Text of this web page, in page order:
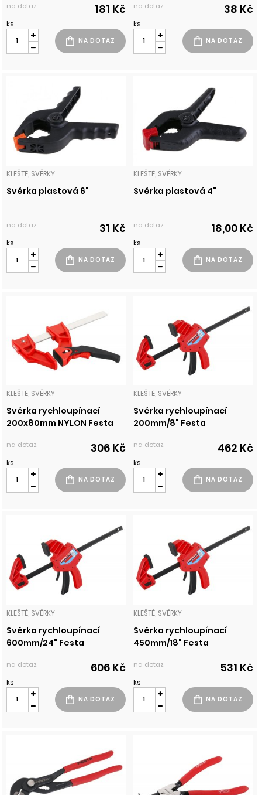
na dotaz 181 Kč
ks
na dotaz 38 Kč
ks
KLEŠTĚ, SVĚRKY
Svěrka plastová 6"
na dotaz 31 Kč
ks
KLEŠTĚ, SVĚRKY
Svěrka plastová 4"
na dotaz 18,00 Kč
ks
KLEŠTĚ, SVĚRKY
Svěrka rychloupínací
200x80mm NYLON Festa
na dotaz 306 Kč
ks
KLEŠTĚ, SVĚRKY
Svěrka rychloupínací
200mm/8" Festa
na dotaz 462 Kč
ks
KLEŠTĚ, SVĚRKY
Svěrka rychloupínací
600mm/24" Festa
na dotaz 606 Kč
ks
KLEŠTĚ, SVĚRKY
Svěrka rychloupínací
450mm/18" Festa
na dotaz 531 Kč
ks